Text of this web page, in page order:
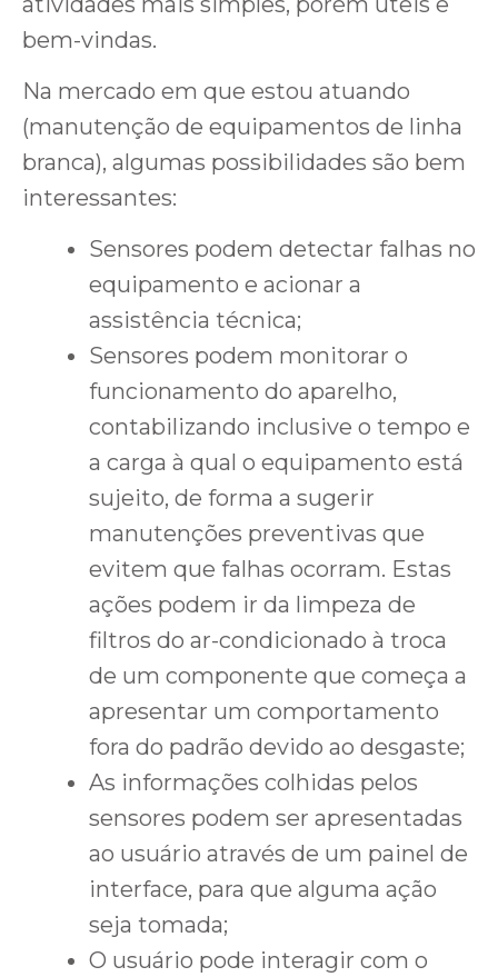
bem-vindas.
Na mercado em que estou atuando
(manutenção de equipamentos de linha
branca), algumas possibilidades são bem
interessantes:
Sensores podem detectar falhas no
equipamento e acionar a
assistência técnica;
Sensores podem monitorar o
funcionamento do aparelho,
contabilizando inclusive o tempo e
a carga à qual o equipamento está
sujeito, de forma a sugerir
manutenções preventivas que
evitem que falhas ocorram. Estas
ações podem ir da limpeza de
filtros do ar-condicionado à troca
de um componente que começa a
apresentar um comportamento
fora do padrão devido ao desgaste;
As informações colhidas pelos
sensores podem ser apresentadas
ao usuário através de um painel de
interface, para que alguma ação
seja tomada;
O usuário pode interagir com o